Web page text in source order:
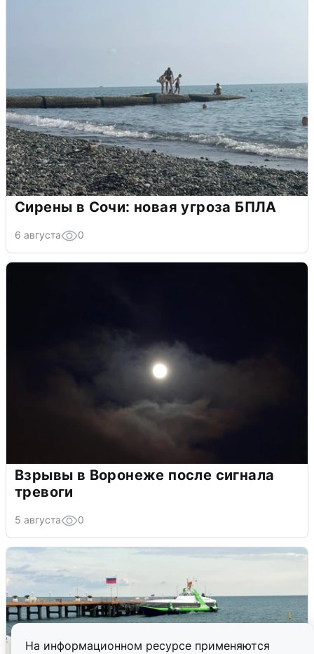
На информационном ресурсе применяются
Сирены в Сочи: новая угроза БПЛА
6 августа 0
Взрывы в Воронеже после сигнала
тревоги
5 августа 0